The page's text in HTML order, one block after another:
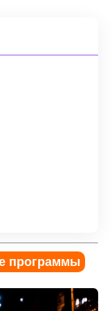
программы